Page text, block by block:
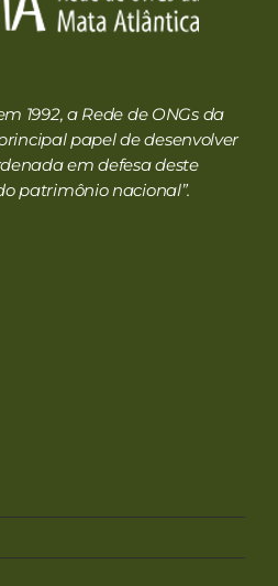
1992, a Rede de ONGs da
papel de desenvolver
em defesa deste
patrimônio nacional”.